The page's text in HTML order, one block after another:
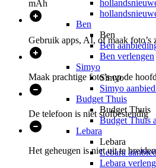
Ben
Ben
Ben
Ben verlengen
Simyo
Simyo
Simyo
Budget Thuis
Budget Thuis
Budget Thuis
Lebara
Lebara
Lebara
Lebara
mAh
Gebruik apps, AI, of maak foto’s
Maak prachtige foto’s op de
De telefoon is niet stofbestendig
Het geheugen is niet uit te